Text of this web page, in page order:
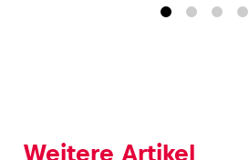
Weitere Artikel